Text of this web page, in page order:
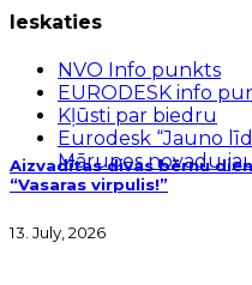
Aizvadītas divas bērnu
“Vasaras virpulis!”
13. July, 2026
Ieskaties
NVO Info punkts
EURODESK info
Kļūsti par biedru
Eurodesk “Jauno
Mārupes novadu